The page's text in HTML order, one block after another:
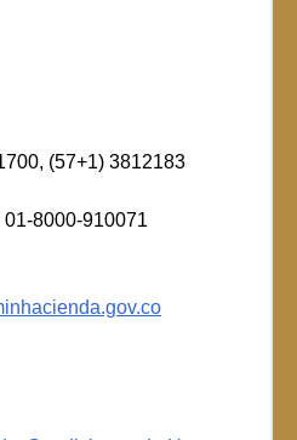
(57+1) 3812183
01-8000-910071